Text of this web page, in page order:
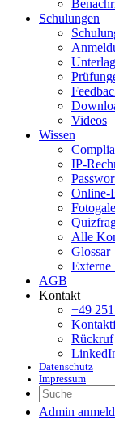
Schulungen
Videos
Wissen
IP-
Online-
Alle
Glossar
Externe
AGB
Kontakt
+49
Rückruf
Datenschutz
Impressum
Admin